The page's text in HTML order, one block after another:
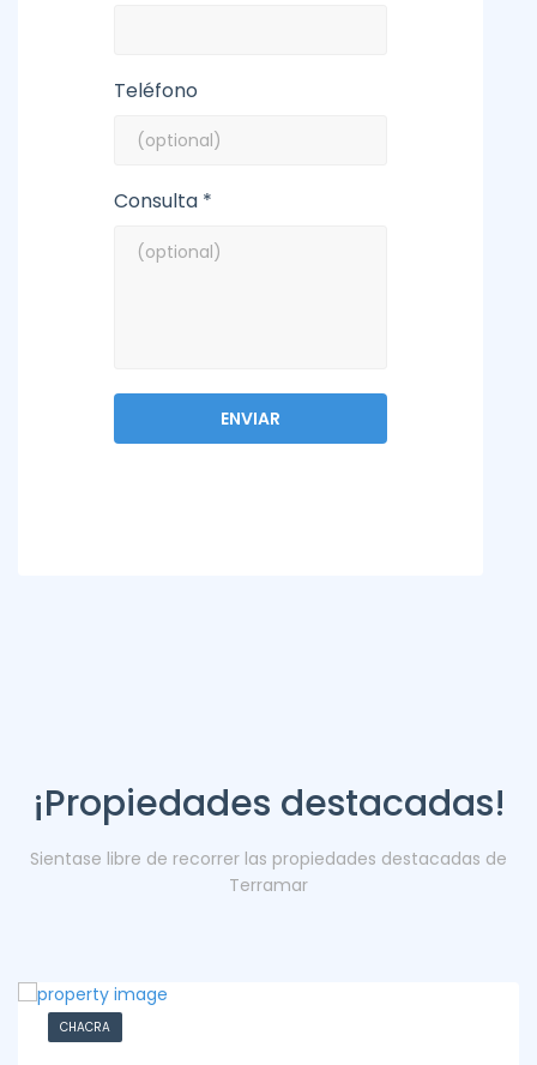
Teléfono
Consulta *
¡Propiedades destacadas!
Sientase libre de recorrer las propiedades destacadas de
Terramar
CHACRA